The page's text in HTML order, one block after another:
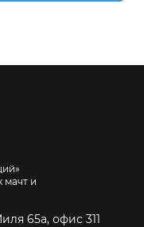
мачт и
65а, офис 311